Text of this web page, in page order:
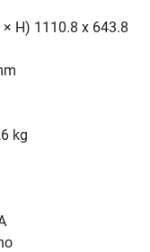
H) 1110.8 x 643.8
kg